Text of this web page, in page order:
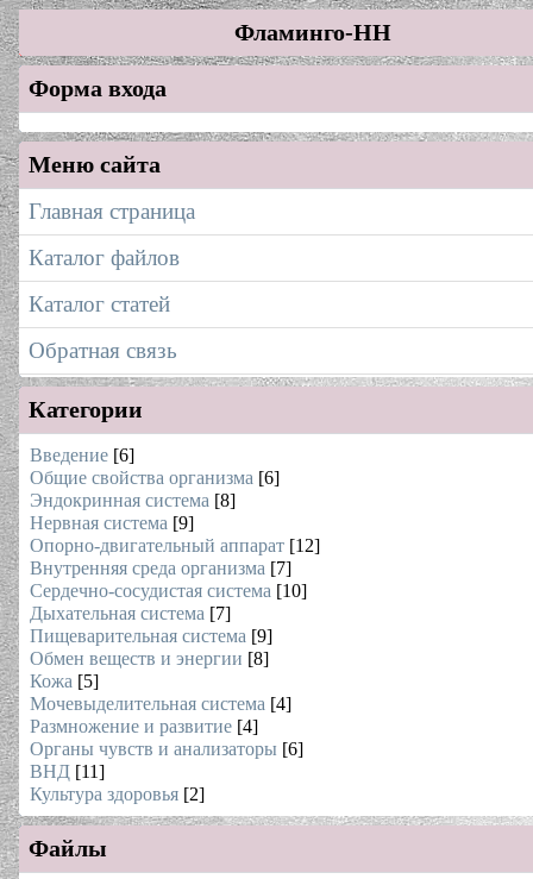
Фламинго-НН
Форма входа
Меню сайта
Главная страница
Каталог файлов
Каталог статей
Обратная связь
Категории
Введение [6]
Общие свойства организма [6]
Эндокринная система [8]
Нервная система [9]
Опорно-двигательный аппарат [12]
Внутренняя среда организма [7]
Сердечно-сосудистая система [10]
Дыхательная система [7]
Пищеварительная система [9]
Обмен веществ и энергии [8]
Кожа [5]
Мочевыделительная система [4]
Размножение и развитие [4]
Органы чувств и анализаторы [6]
ВНД [11]
Культура здоровья [2]
Файлы